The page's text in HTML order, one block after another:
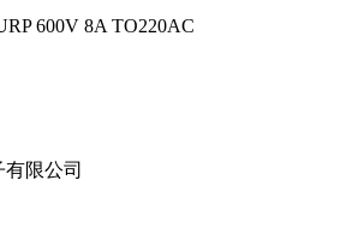
600V 8A TO220AC
限公司